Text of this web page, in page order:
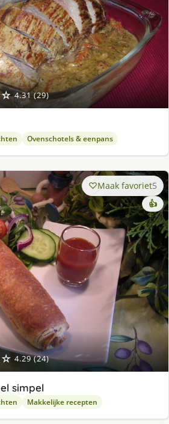
4.31 (29)
Ovenschotels & eenpans
4.29 (24)
Maak favoriet5
👍
simpel
Makkelijke recepten